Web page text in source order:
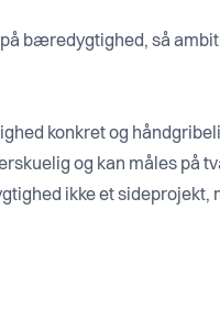
bæredygtighed, så
konkret og
og kan måles på
ikke et sideprojekt,